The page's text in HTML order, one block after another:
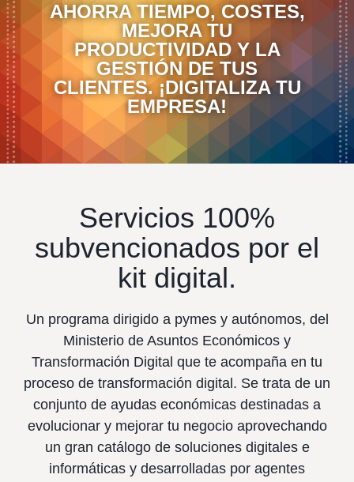
AHORRA TIEMPO, COSTES,
MEJORA TU
PRODUCTIVIDAD Y LA
GESTIÓN DE TUS
CLIENTES. ¡DIGITALIZA TU
EMPRESA!
Servicios 100%
subvencionados por el
kit digital.
Un programa dirigido a pymes y autónomos, del
Ministerio de Asuntos Económicos y
Transformación Digital que te acompaña en tu
proceso de transformación digital. Se trata de un
conjunto de ayudas económicas destinadas a
evolucionar y mejorar tu negocio aprovechando
un gran catálogo de soluciones digitales e
informáticas y desarrolladas por agentes